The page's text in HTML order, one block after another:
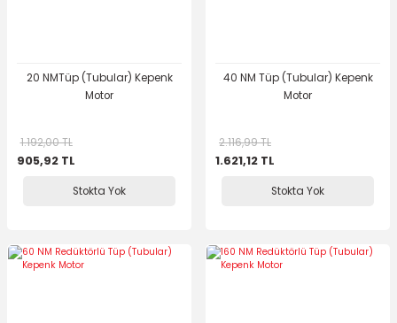
20 NMTüp (Tubular) Kepenk
Motor
1.192,00 TL
905,92 TL
Stokta Yok
40 NM Tüp (Tubular) Kepenk
Motor
2.116,99 TL
1.621,12 TL
Stokta Yok